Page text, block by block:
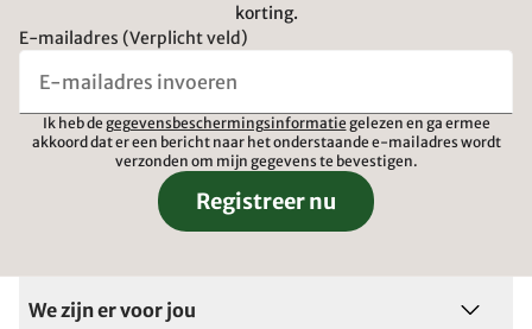
korting.
E-mailadres (Verplicht veld)
Ik heb de gegevensbeschermingsinformatie gelezen en ga ermee
akkoord dat er een bericht naar het onderstaande e-mailadres wordt
verzonden om mijn gegevens te bevestigen.
Registreer nu
We zijn er voor jou